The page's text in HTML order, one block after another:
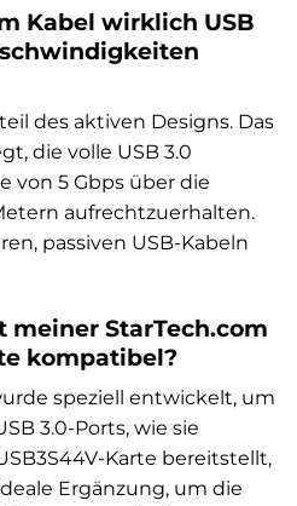
Kabel wirklich USB
des aktiven Designs. Das
die volle USB 3.0
von 5 Gbps über die
aufrechtzuerhalten.
passiven USB-Kabeln
meiner StarTech.com
kompatibel?
speziell entwickelt, um
3.0-Ports, wie sie
Karte bereitstellt,
Ergänzung, um die